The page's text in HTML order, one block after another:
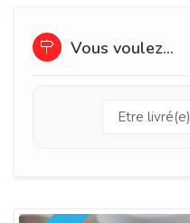
Vous voulez...
Etre livré(e)